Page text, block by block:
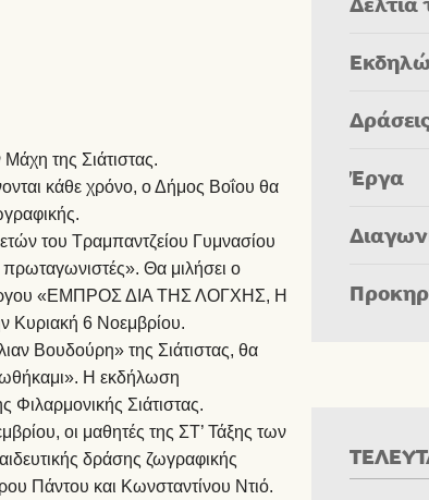
της Σιάτιστας.
κάθε χρόνο, ο Δήμος Βοΐου θα
του Τραμπαντζείου Γυμνασίου
Θα μιλήσει ο
έργου «ΕΜΠΡΟΣ ΔΙΑ ΤΗΣ ΛΟΓΧΗΣ, Η
6 Νοεμβρίου.
Βουδούρη» της Σιάτιστας, θα
H εκδήλωση
Φιλαρμονικής Σιάτιστας.
οι μαθητές της ΣΤ’ Τάξης των
δράσης ζωγραφικής
Πάντου και Κωνσταντίνου Ντιό.
Έργα